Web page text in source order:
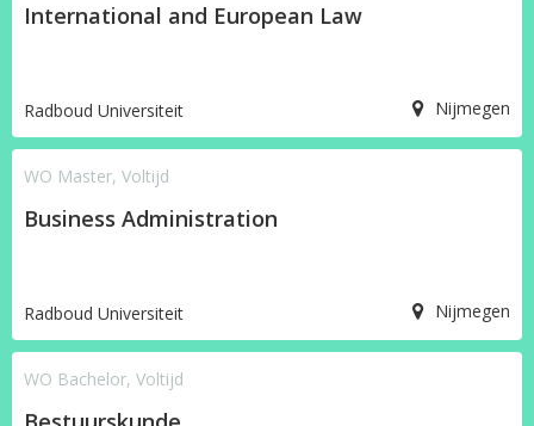
International and European Law
Radboud Universiteit Nijmegen
WO Master, Voltijd
Business Administration
Radboud Universiteit Nijmegen
WO Bachelor, Voltijd